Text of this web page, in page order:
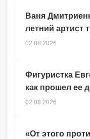
Ваня
летний артист
02.08.2026
Фигуристка
как прошел ее
02.08.2026
«От этого